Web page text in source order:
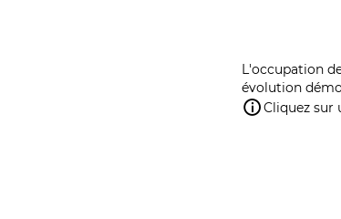
L'occupation
évolution
Cliquez sur